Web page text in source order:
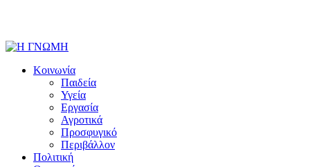
Κοινωνία
Παιδεία
Υγεία
Εργασία
Αγροτικά
Προσφυγικό
Περιβάλλον
Πολιτική